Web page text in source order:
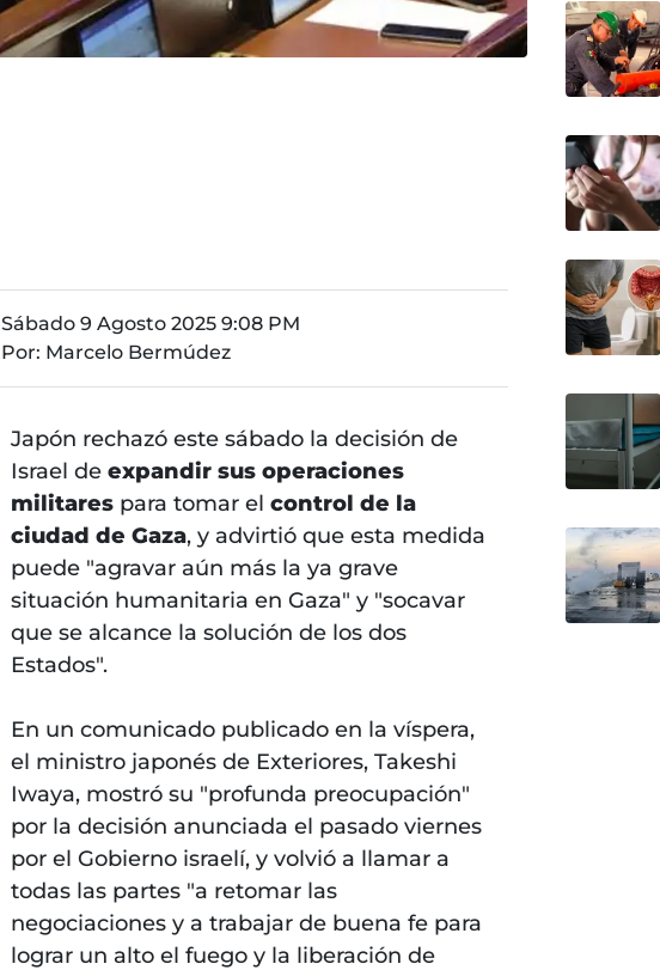
Sábado 9 Agosto 2025 9:08 PM
Por: Marcelo Bermúdez
Japón rechazó este sábado la decisión de
Israel de expandir sus operaciones
militarespara tomar el control de la
ciudad de Gaza, y advirtió que esta medida
puede "agravar aún más la ya grave
situación humanitaria en Gaza" y "socavar
que se alcance la solución de los dos
Estados".
En un comunicado publicado en la víspera,
el ministro japonés de Exteriores, Takeshi
Iwaya, mostró su "profunda preocupación"
por la decisión anunciada el pasado viernes
por el Gobierno israelí, y volvió a llamar a
todas las partes "a retomar las
negociaciones y a trabajar de buena fe para
lograr un alto el fuego y la liberación de